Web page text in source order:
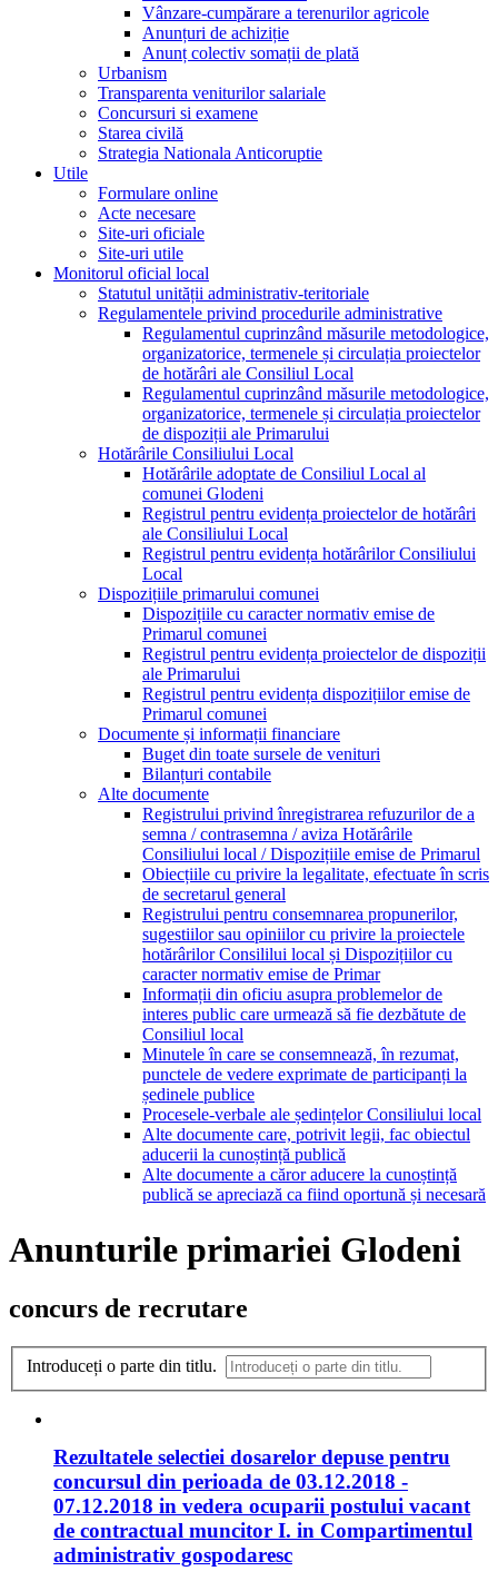
Vânzare-cumpărare a terenurilor agricole
Anunțuri de achiziție
Anunț colectiv somații de plată
Urbanism
Transparenta veniturilor salariale
Concursuri si examene
Starea civilă
Strategia Nationala Anticoruptie
Utile
Formulare online
Acte necesare
Site-uri oficiale
Site-uri utile
Monitorul oficial local
Statutul unității administrativ-teritoriale
Regulamentele privind procedurile administrative
Regulamentul cuprinzând măsurile metodologice,
organizatorice, termenele și circulația proiectelor
de hotărâri ale Consiliul Local
Regulamentul cuprinzând măsurile metodologice,
organizatorice, termenele și circulația proiectelor
de dispoziții ale Primarului
Hotărârile Consiliului Local
Hotărârile adoptate de Consiliul Local al
comunei Glodeni
Registrul pentru evidența proiectelor de hotărâri
ale Consiliului Local
Registrul pentru evidența hotărârilor Consiliului
Local
Dispozițiile primarului comunei
Dispozițiile cu caracter normativ emise de
Primarul comunei
Registrul pentru evidența proiectelor de dispoziții
ale Primarului
Registrul pentru evidența dispozițiilor emise de
Primarul comunei
Documente și informații financiare
Buget din toate sursele de venituri
Bilanțuri contabile
Alte documente
Registrului privind înregistrarea refuzurilor de a
semna / contrasemna / aviza Hotărârile
Consiliului local / Dispozițiile emise de Primarul
Obiecțiile cu privire la legalitate, efectuate în scris
de secretarul general
Registrului pentru consemnarea propunerilor,
sugestiilor sau opiniilor cu privire la proiectele
hotărârilor Consililui local și Dispozițiilor cu
caracter normativ emise de Primar
Informații din oficiu asupra problemelor de
interes public care urmează să fie dezbătute de
Consiliul local
Minutele în care se consemnează, în rezumat,
punctele de vedere exprimate de participanți la
ședinele publice
Procesele-verbale ale ședințelor Consiliului local
Alte documente care, potrivit legii, fac obiectul
aducerii la cunoștință publică
Alte documente a căror aducere la cunoștință
publică se apreciază ca fiind oportună și necesară
Anunturile primariei Glodeni
concurs de recrutare
Introduceți o parte din titlu.
Rezultatele selectiei dosarelor depuse pentru
concursul din perioada de 03.12.2018 -
07.12.2018 in vedera ocuparii postului vacant
de contractual muncitor I. in Compartimentul
administrativ gospodaresc